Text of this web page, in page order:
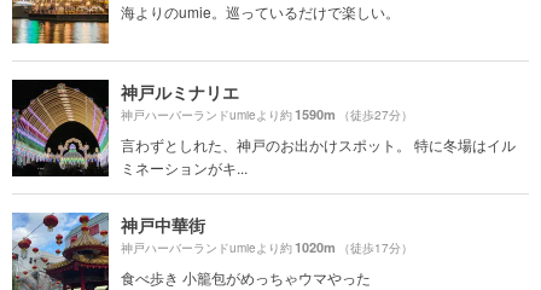
海よりのumie。巡っているだけで楽しい。
神戸ルミナリエ
神戸ハーバーランドumieより約1590m （徒歩27分）
言わずとしれた、神戸のお出かけスポット。 特に冬場はイル
ミネーションがキ...
神戸中華街
神戸ハーバーランドumieより約1020m （徒歩17分）
食べ歩き 小籠包がめっちゃウマやった